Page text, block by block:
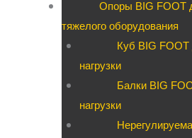
Опоры BIG FOOT
тяжелого оборудования
Куб BIG
нагрузки
Балки BIG
нагрузки